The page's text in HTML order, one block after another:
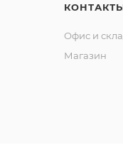
Офис и
Магазин